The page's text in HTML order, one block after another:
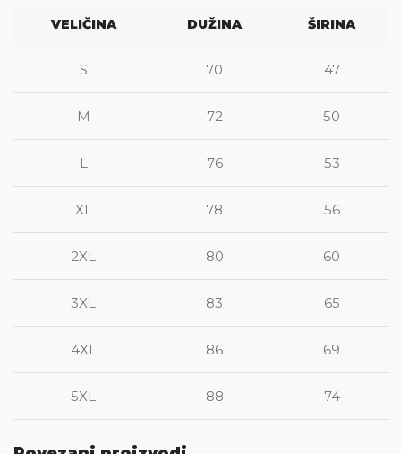
VELIČINA DUŽINA ŠIRINA
S 70 47
M 72 50
L 76 53
XL 78 56
2XL 80 60
3XL 83 65
4XL 86 69
5XL 88 74